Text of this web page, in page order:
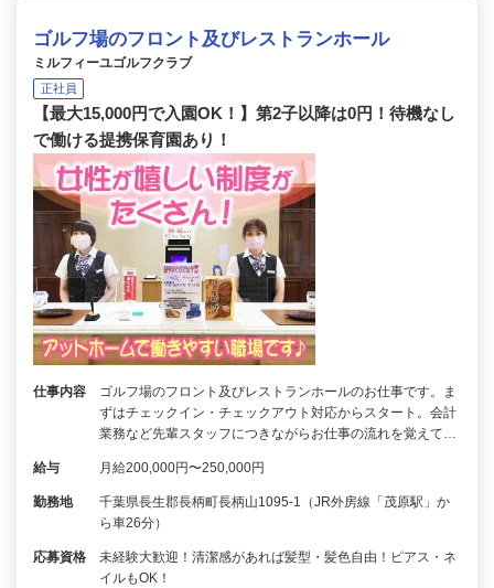
ゴルフ場のフロント及びレストランホール
ミルフィーユゴルフクラブ
正社員
【最大15,000円で入園OK！】第2子以降は0円！待機なし
で働ける提携保育園あり！
仕事内容
ゴルフ場のフロント及びレストランホールのお仕事です。ま
ずはチェックイン・チェックアウト対応からスタート。会計
業務など先輩スタッフにつきながらお仕事の流れを覚えて…
給与 月給200,000円〜250,000円
勤務地
千葉県長生郡長柄町長柄山1095-1（JR外房線「茂原駅」か
ら車26分）
応募資格
未経験大歓迎！清潔感があれば髪型・髪色自由！ピアス・ネ
イルもOK！